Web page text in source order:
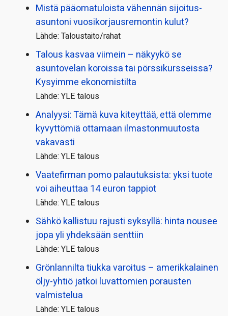
Mistä pääoma­tuloista vähennän sijoitus­
asuntoni vuosikorjaus­remontin kulut?
Lähde: Taloustaito/rahat
Talous kasvaa viimein – näkyykö se
asuntovelan koroissa tai pörssi­kursseissa?
Kysyimme ekonomistilta
Lähde: YLE talous
Analyysi: Tämä kuva kiteyttää, että olemme
kyvyttömiä ottamaan ilmaston­muutosta
vakavasti
Lähde: YLE talous
Vaatefirman pomo palautuksista: yksi tuote
voi aiheuttaa 14 euron tappiot
Lähde: YLE talous
Sähkö kallistuu rajusti syksyllä: hinta nousee
jopa yli yhdeksään senttiin
Lähde: YLE talous
Grönlannilta tiukka varoitus – amerikkalainen
öljy-yhtiö jatkoi luvattomien porausten
valmistelua
Lähde: YLE talous